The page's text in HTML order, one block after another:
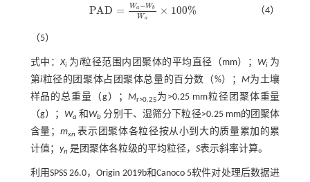
PAD = Wa −Wb
Wa
× 100%
PAD=Wa- WbWa× 100% （4）
（5）
式中：Xi 为i粒径范围内团聚体的平均直径（mm）； Wi为
第i粒径的团聚体占团聚体总量的百分数（%）； M为土壤
样品的总重量（g）； Mr>0.25为>0.25 mm粒径团聚体重量
（g）； Wa 和Wb 分别干、湿筛分下粒径>0.25 mm的团聚体
含量； mxn 表示团聚体各粒径按从小到大的质量累加的累
计值； yn 是团聚体各粒级的平均粒径， S表示斜率计算。
利用SPSS 26.0，Origin 2019b和Canoco 5软件对处理后数据进